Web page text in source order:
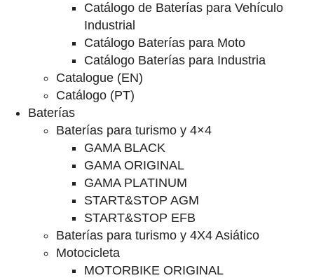
Catálogo de Baterías para Vehículo
Industrial
Catálogo Baterías para Moto
Catálogo Baterías para Industria
Catalogue (EN)
Catálogo (PT)
Baterías
Baterías para turismo y 4×4
GAMA BLACK
GAMA ORIGINAL
GAMA PLATINUM
START&STOP AGM
START&STOP EFB
Baterías para turismo y 4X4 Asiático
Motocicleta
MOTORBIKE ORIGINAL